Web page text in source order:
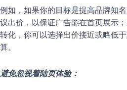
例如，如果你的目标是提高品牌知
议出价，以保证广告能在首页展示
转化，你可以选择出价接近或略低
算。
避免忽视着陆页体验：